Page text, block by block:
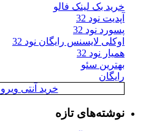
خرید بک لینک فالو
آپدیت نود 32
پسورد نود 32
اوکلی لایسنس رایگان نود 32
همیار نود 32
بهترین سئو
رایگان
خرید آنتی
نوشته‌های تازه